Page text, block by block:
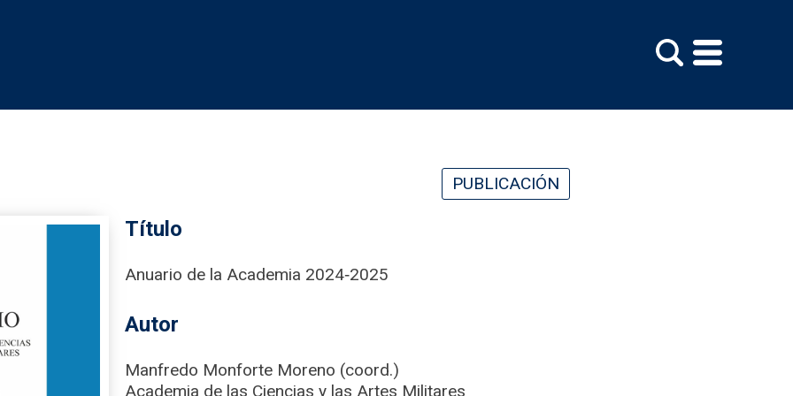
PUBLICACIÓN
Título
Anuario de la Academia 2024‑2025
Autor
Manfredo Monforte Moreno (coord.)
Academia de las Ciencias y las Artes Militares